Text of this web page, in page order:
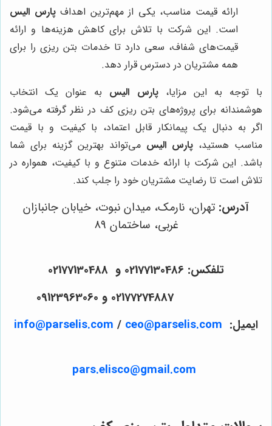
ارائه قیمت مناسب، یکی از مهم‌ترین اهدافپارس الیس
است. این شرکت با تلاش برای کاهش هزینه‌ها و ارائه
قیمت‌های شفاف، سعی دارد تا خدمات بتن ریزی را برای
همه مشتریان در دسترس قرار دهد.
با توجه به این مزایا،پارس الیس به عنوان یک انتخاب
هوشمندانه برای پروژه‌های بتن ریزی کف در نظر گرفته می‌شود.
اگر به دنبال یک پیمانکار قابل اعتماد، با کیفیت و با قیمت
مناسب هستید، پارس الیس می‌تواند بهترین گزینه برای شما
باشد. این شرکت با ارائه خدمات متنوع و با کیفیت، همواره در
تلاش است تا رضایت مشتریان خود را جلب کند.
آدرس: تهران، نارمک، میدان نبوت، خیابان جانبازان
غربی، ساختمان 89
تلفکس:
02177130488
02177274887 و 09123963060
ایمیل:
info@parselis.com / ceo@parselis.com
pars.elisco@gmail.com